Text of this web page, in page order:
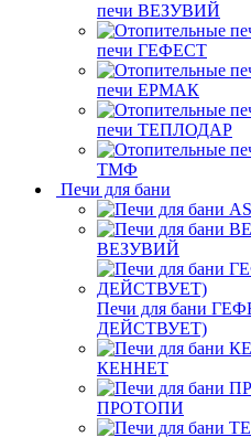
печи ВЕЗУВИЙ
печи ГЕФЕСТ
печи ЕРМАК
печи ТЕПЛОДАР
ТМФ
Печи для бани
ВЕЗУВИЙ
Печи для бани
ДЕЙСТВУЕТ)
КЕННЕТ
ПРОТОПИ